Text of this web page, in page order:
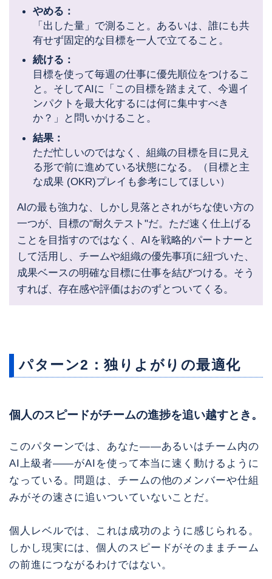
やめる：
「出した量」で測ること。あるいは、誰にも共
有せず固定的な目標を一人で立てること。
続ける：
目標を使って毎週の仕事に優先順位をつけるこ
と。そしてAIに「この目標を踏まえて、今週イ
ンパクトを最大化するには何に集中すべき
か？」と問いかけること。
結果：
ただ忙しいのではなく、組織の目標を目に見え
る形で前に進めている状態になる。（目標と主
な成果 (OKR)プレイも参考にしてほしい）
AIの最も強力な、しかし見落とされがちな使い方の
一つが、目標の"耐久テスト"だ。ただ速く仕上げる
ことを目指すのではなく、AIを戦略的パートナーと
して活用し、チームや組織の優先事項に紐づいた、
成果ベースの明確な目標に仕事を結びつける。そう
すれば、存在感や評価はおのずとついてくる。
パターン2：独りよがりの最適化
個人のスピードがチームの進捗を追い越すとき。
このパターンでは、あなた——あるいはチーム内の
AI上級者——がAIを使って本当に速く動けるように
なっている。問題は、チームの他のメンバーや仕組
みがその速さに追いついていないことだ。
個人レベルでは、これは成功のように感じられる。
しかし現実には、個人のスピードがそのままチーム
の前進につながるわけではない。